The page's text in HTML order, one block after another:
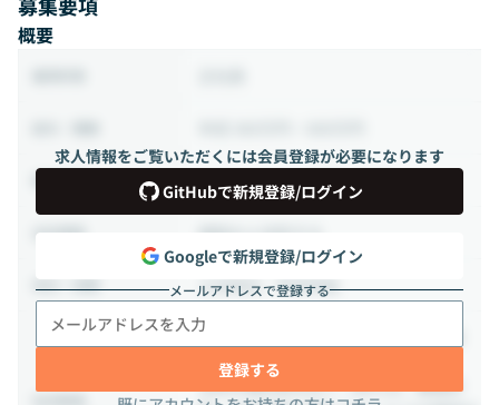
募集要項
概要
求人情報をご覧いただくには会員登録が必要になります
GitHubで新規登録/ログイン
Googleで新規登録/ログイン
メールアドレスで登録する
登録する
10:00 ~ 18:00 （休憩：60分）
出社頻度 相談の上決定する
休日・休暇 土日祝日、年末年始
法定福利厚生（健康保険、厚生年金保
険、雇用保険など）完備
法定外福利厚生あり（例えば、健康診